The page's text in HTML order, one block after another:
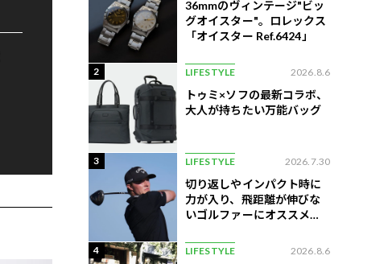
36mmのヴィンテージ"ビッ
グオイスター"。ロレックス
「オイスター Ref.6424」
2 LIFESTYLE 2026.8.6
トゥミ×ソフの最新コラボ、
大人が持ちたい万能バッグ
3 LIFESTYLE 2026.7.30
切り返しやインパクト時に
力が入り、飛距離が伸びな
いゴルファーにオススメの
4 LIFESTYLE 2026.8.6